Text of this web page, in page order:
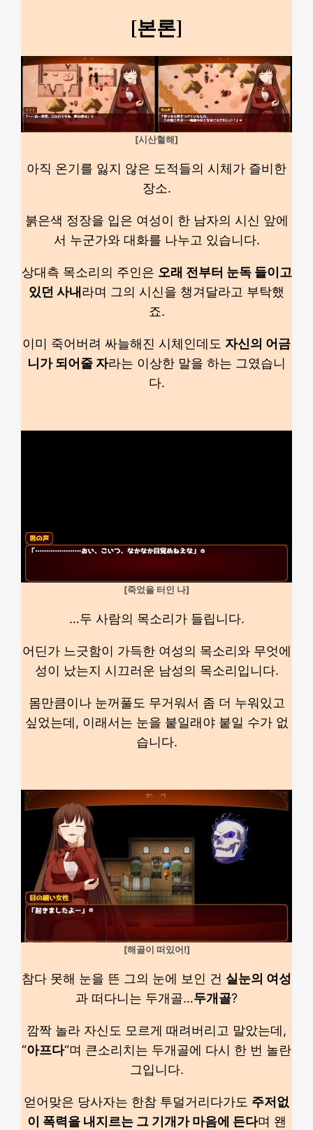
[본론]
[시산혈해]
아직 온기를 잃지 않은 도적들의 시체가 즐비한
장소.
붉은색 정장을 입은 여성이 한 남자의 시신 앞에
서 누군가와 대화를 나누고 있습니다.
상대측 목소리의 주인은 오래 전부터 눈독 들이고
있던 사내라며 그의 시신을 챙겨달라고 부탁했
죠.
이미 죽어버려 싸늘해진 시체인데도 자신의 어금
니가 되어줄 자라는 이상한 말을 하는 그였습니
다.
[죽었을 터인 나]
…두 사람의 목소리가 들립니다.
어딘가 느긋함이 가득한 여성의 목소리와 무엇에
성이 났는지 시끄러운 남성의 목소리입니다.
몸만큼이나 눈꺼풀도 무거워서 좀 더 누워있고
싶었는데, 이래서는 눈을 붙일래야 붙일 수가 없
습니다.
[해골이 떠있어!]
참다 못해 눈을 뜬 그의 눈에 보인 건 실눈의 여성
과 떠다니는 두개골…두개골?
깜짝 놀라 자신도 모르게 때려버리고 말았는데,
“아프다“며 큰소리치는 두개골에 다시 한 번 놀란
그입니다.
얻어맞은 당사자는 한참 투덜거리다가도 주저없
이 폭력을 내지르는 그 기개가 마음에 든다며 왠